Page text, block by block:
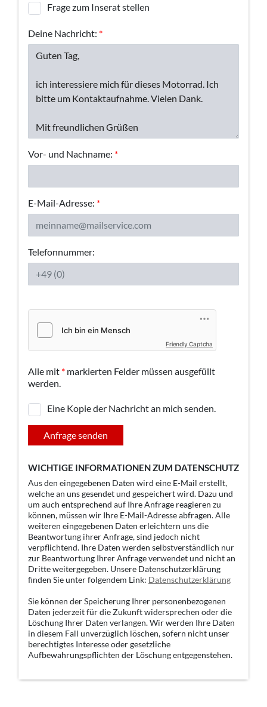
Frage zum Inserat stellen
Deine Nachricht: *
Vor- und Nachname: *
E-Mail-Adresse: *
Telefonnummer:
Friendly Captcha
Alle mit * markierten Felder müssen ausgefüllt
werden.
Eine Kopie der Nachricht an mich senden.
Anfrage senden
WICHTIGE INFORMATIONEN ZUM DATENSCHUTZ
Aus den eingegebenen Daten wird eine E-Mail erstellt,
welche an uns gesendet und gespeichert wird. Dazu und
um auch entsprechend auf Ihre Anfrage reagieren zu
können, müssen wir Ihre E-Mail-Adresse abfragen. Alle
weiteren eingegebenen Daten erleichtern uns die
Beantwortung ihrer Anfrage, sind jedoch nicht
verpflichtend. Ihre Daten werden selbstverständlich nur
zur Beantwortung Ihrer Anfrage verwendet und nicht an
Dritte weitergegeben. Unsere Datenschutzerklärung
finden Sie unter folgendem Link: Datenschutzerklärung
Sie können der Speicherung Ihrer personenbezogenen
Daten jederzeit für die Zukunft widersprechen oder die
Löschung Ihrer Daten verlangen. Wir werden Ihre Daten
in diesem Fall unverzüglich löschen, sofern nicht unser
berechtigtes Interesse oder gesetzliche
Aufbewahrungspflichten der Löschung entgegenstehen.